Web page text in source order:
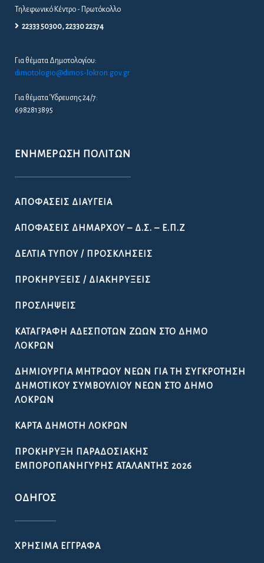
Τηλεφωνικό Κέντρο - Πρωτόκολλο
22333 50300, 22330 22374
Για θέματα Δημοτολογίου:
dimotologio@dimos-lokron.gov.gr
Για θέματα Ύδρευσης 24/7:
6982813895
ΕΝΗΜΈΡΩΣΗ ΠΟΛΙΤΏΝ
ΑΠΟΦΆΣΕΙΣ ΔΙΑΎΓΕΙΑ
ΑΠΟΦΆΣΕΙΣ ΔΗΜΆΡΧΟΥ – Δ.Σ. – Ε.Π.Ζ
ΔΕΛΤΊΑ ΤΎΠΟΥ / ΠΡΟΣΚΛΉΣΕΙΣ
ΠΡΟΚΗΡΎΞΕΙΣ / ΔΙΑΚΗΡΎΞΕΙΣ
ΠΡΟΣΛΉΨΕΙΣ
ΚΑΤΑΓΡΑΦΉ ΑΔΈΣΠΟΤΩΝ ΖΏΩΝ ΣΤΟ ΔΉΜΟ
ΛΟΚΡΏΝ
ΔΗΜΙΟΥΡΓΊΑ ΜΗΤΡΏΟΥ ΝΈΩΝ ΓΙΑ ΤΗ ΣΥΓΚΡΌΤΗΣΗ
ΔΗΜΟΤΙΚΟΎ ΣΥΜΒΟΥΛΊΟΥ ΝΈΩΝ ΣΤΟ ΔΉΜΟ
ΛΟΚΡΏΝ
ΚΆΡΤΑ ΔΗΜΌΤΗ ΛΟΚΡΏΝ
ΠΡΟΚΉΡΥΞΗ ΠΑΡΑΔΟΣΙΑΚΉΣ
ΕΜΠΟΡΟΠΑΝΉΓΥΡΗΣ ΑΤΑΛΆΝΤΗΣ 2026
ΟΔΗΓΌΣ
ΧΡΉΣΙΜΑ ΈΓΓΡΑΦΑ